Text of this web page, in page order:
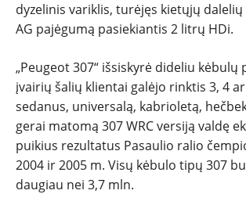
dyzelinis variklis, turėjęs kietųjų
AG pajėgumą pasiekiantis 2 litrų HDi.
„Peugeot 307“ išsiskyrė dideliu kėbulų
įvairių šalių klientai galėjo rinktis 3, 4
sedanus, universalą, kabrioletą,
gerai matomą 307 WRC versiją valdę
puikius rezultatus Pasaulio ralio
2004 ir 2005 m. Visų kėbulo tipų 307
daugiau nei 3,7 mln.